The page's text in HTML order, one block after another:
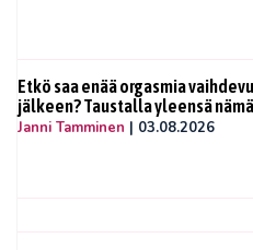
Etkö saa enää orgasmia
jälkeen? Taustalla yleensä
Janni Tamminen | 03.08.2026